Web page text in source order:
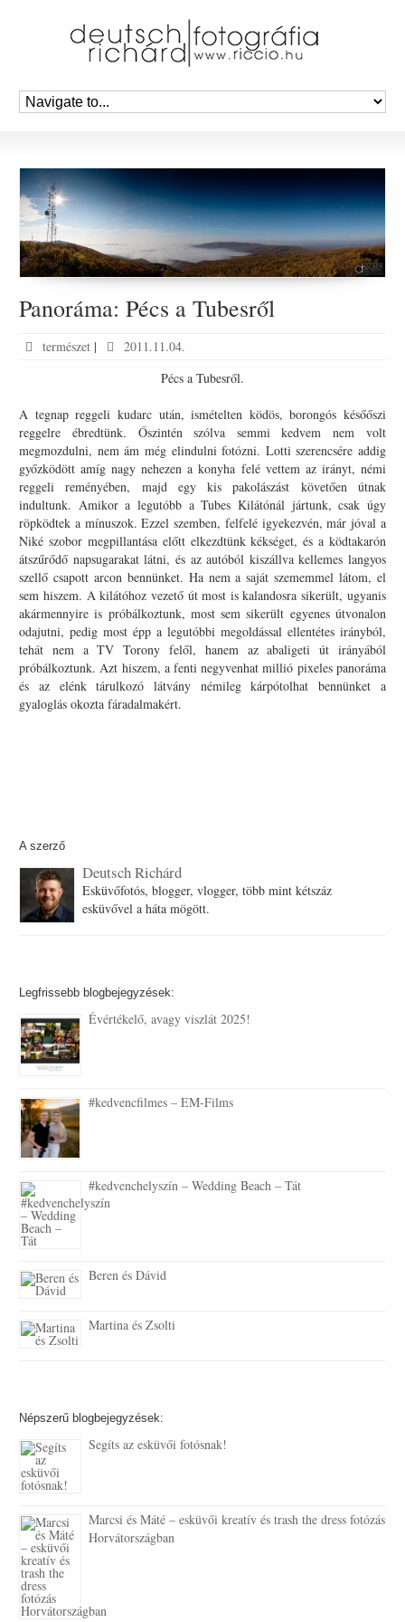
Panoráma: Pécs a Tubesről
természet |
2011.11.04.
Pécs a Tubesről.
A tegnap reggeli kudarc után, ismételten ködös, borongós későőszi
reggelre ébredtünk. Őszintén szólva semmi kedvem nem volt
megmozdulni, nem ám még elindulni fotózni. Lotti szerencsére addig
győzködött amíg nagy nehezen a konyha felé vettem az irányt, némi
reggeli reményében, majd egy kis pakolászást követően útnak
indultunk. Amikor a legutóbb a Tubes Kilátónál jártunk, csak úgy
röpködtek a mínuszok. Ezzel szemben, felfelé igyekezvén, már jóval a
Niké szobor megpillantása előtt elkezdtünk kékséget, és a ködtakarón
átszűrődő napsugarakat látni, és az autóból kiszállva kellemes langyos
szellő csapott arcon bennünket. Ha nem a saját szememmel látom, el
sem hiszem. A kilátóhoz vezető út most is kalandosra sikerült, ugyanis
akármennyire is próbálkoztunk, most sem sikerült egyenes útvonalon
odajutni, pedig most épp a legutóbbi megoldással ellentétes irányból,
tehát nem a TV Torony felől, hanem az abaligeti út irányából
próbálkoztunk. Azt hiszem, a fenti negyvenhat millió pixeles panoráma
és az elénk tárulkozó látvány némileg kárpótolhat bennünket a
gyaloglás okozta fáradalmakért.
A szerző
Deutsch Richárd
Esküvőfotós, blogger, vlogger, több mint kétszáz
esküvővel a háta mögött.
Legfrissebb blogbejegyzések:
Évértékelő, avagy viszlát 2025!
#kedvencfilmes – EM-Films
#kedvenchelyszín – Wedding Beach – Tát
Beren és Dávid
Martina és Zsolti
Népszerű blogbejegyzések:
Segíts az esküvői fotósnak!
Marcsi és Máté – esküvői kreatív és trash the dress fotózás
Horvátországban